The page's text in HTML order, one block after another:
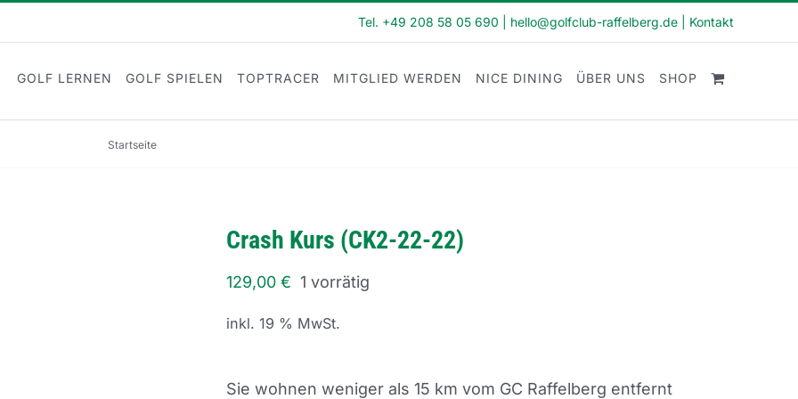
Tel. +49 208 58 05 690 hello@golfclub-raffelberg.de Kontakt
GOLF LERNEN GOLF SPIELEN TOPTRACER MITGLIED WERDEN NICE DINING ÜBER UNS SHOP
Startseite
Crash Kurs (CK2-22-22)
129,00 € 1 vorrätig
inkl. 19 % MwSt.
Sie wohnen weniger als 15 km vom GC Raffelberg entfernt